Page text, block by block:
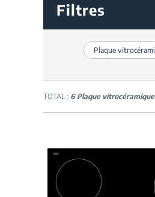
Filtres
TOTAL : 6 Plaque vitrocéramique